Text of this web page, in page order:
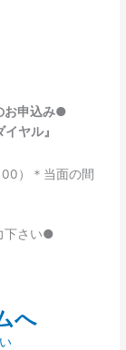
お申込み●
ヤル』
00）＊当面の間
下さい●
へ